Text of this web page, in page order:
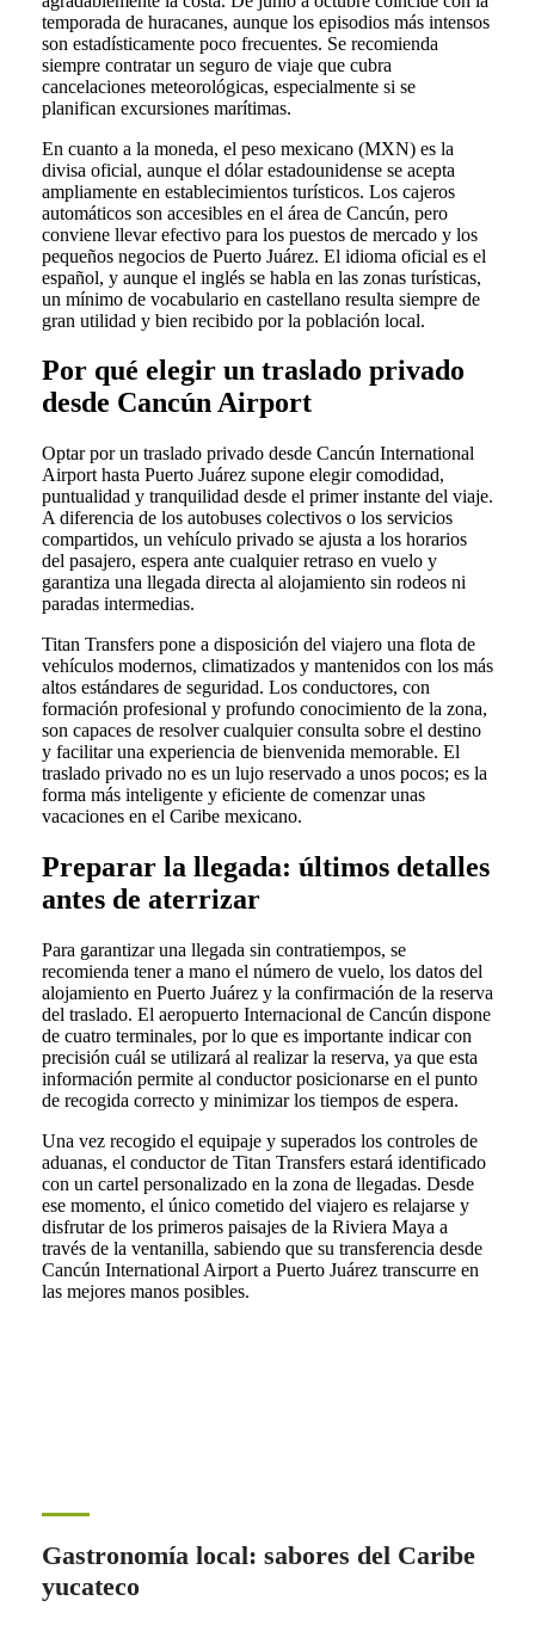
temporada de huracanes, aunque los episodios más intensos
son estadísticamente poco frecuentes. Se recomienda
siempre contratar un seguro de viaje que cubra
cancelaciones meteorológicas, especialmente si se
planifican excursiones marítimas.
En cuanto a la moneda, el peso mexicano (MXN) es la
divisa oficial, aunque el dólar estadounidense se acepta
ampliamente en establecimientos turísticos. Los cajeros
automáticos son accesibles en el área de Cancún, pero
conviene llevar efectivo para los puestos de mercado y los
pequeños negocios de Puerto Juárez. El idioma oficial es el
español, y aunque el inglés se habla en las zonas turísticas,
un mínimo de vocabulario en castellano resulta siempre de
gran utilidad y bien recibido por la población local.
Por qué elegir un traslado privado
desde Cancún Airport
Optar por un traslado privado desde Cancún International
Airport hasta Puerto Juárez supone elegir comodidad,
puntualidad y tranquilidad desde el primer instante del viaje.
A diferencia de los autobuses colectivos o los servicios
compartidos, un vehículo privado se ajusta a los horarios
del pasajero, espera ante cualquier retraso en vuelo y
garantiza una llegada directa al alojamiento sin rodeos ni
paradas intermedias.
Titan Transfers pone a disposición del viajero una flota de
vehículos modernos, climatizados y mantenidos con los más
altos estándares de seguridad. Los conductores, con
formación profesional y profundo conocimiento de la zona,
son capaces de resolver cualquier consulta sobre el destino
y facilitar una experiencia de bienvenida memorable. El
traslado privado no es un lujo reservado a unos pocos; es la
forma más inteligente y eficiente de comenzar unas
vacaciones en el Caribe mexicano.
Preparar la llegada: últimos detalles
antes de aterrizar
Para garantizar una llegada sin contratiempos, se
recomienda tener a mano el número de vuelo, los datos del
alojamiento en Puerto Juárez y la confirmación de la reserva
del traslado. El aeropuerto Internacional de Cancún dispone
de cuatro terminales, por lo que es importante indicar con
precisión cuál se utilizará al realizar la reserva, ya que esta
información permite al conductor posicionarse en el punto
de recogida correcto y minimizar los tiempos de espera.
Una vez recogido el equipaje y superados los controles de
aduanas, el conductor de Titan Transfers estará identificado
con un cartel personalizado en la zona de llegadas. Desde
ese momento, el único cometido del viajero es relajarse y
disfrutar de los primeros paisajes de la Riviera Maya a
través de la ventanilla, sabiendo que su transferencia desde
Cancún International Airport a Puerto Juárez transcurre en
las mejores manos posibles.
Gastronomía local: sabores del Caribe
yucateco